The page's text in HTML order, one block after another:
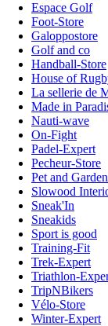
Espace Golf
Foot-Store
Galoppostore
Golf and co
Handball-Store
House of
La sellerie de
Made in
Nauti-wave
On-Fight
Padel-Expert
Pecheur-Store
Pet and Garden
Slowood
Sneak'In
Sneakids
Sport is good
Training-Fit
Trek-Expert
Triathlon-
TripNBikers
Vélo-Store
Winter-Expert